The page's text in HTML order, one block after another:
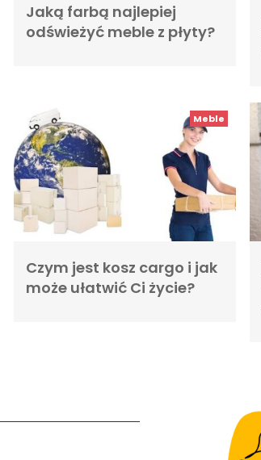
Jaką farbą najlepiej
odświeżyć meble z płyty?
Meble
Czym jest kosz cargo i jak
może ułatwić Ci życie?